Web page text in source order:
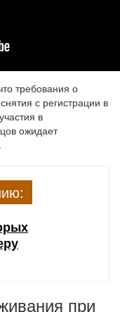
требования о
с регистрации в
в
ожидает
при